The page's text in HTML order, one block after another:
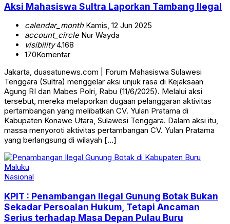
Aksi Mahasiswa Sultra Laporkan Tambang Ilegal
calendar_monthKamis, 12 Jun 2025
account_circleNur Wayda
visibility4.168
170Komentar
Jakarta, duasatunews.com | Forum Mahasiswa Sulawesi
Tenggara (Sultra) menggelar aksi unjuk rasa di Kejaksaan
Agung RI dan Mabes Polri, Rabu (11/6/2025). Melalui aksi
tersebut, mereka melaporkan dugaan pelanggaran aktivitas
pertambangan yang melibatkan CV. Yulan Pratama di
Kabupaten Konawe Utara, Sulawesi Tenggara. Dalam aksi itu,
massa menyoroti aktivitas pertambangan CV. Yulan Pratama
yang berlangsung di wilayah […]
Nasional
KPIT : Penambangan Ilegal Gunung Botak Bukan
Sekadar Persoalan Hukum, Tetapi Ancaman
Serius terhadap Masa Depan Pulau Buru